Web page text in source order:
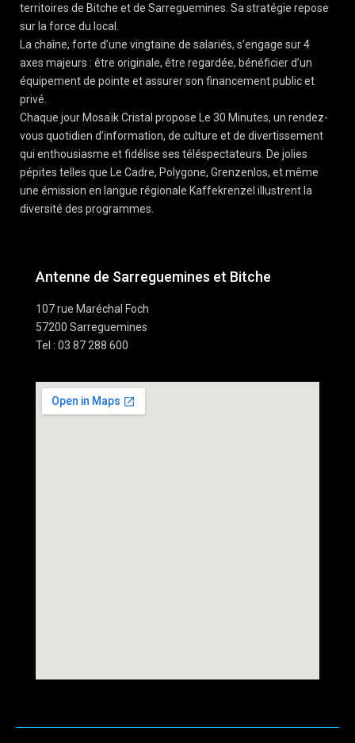
territoires de Bitche et de Sarreguemines. Sa stratégie repose
sur la force du local.
La chaîne, forte d’une vingtaine de salariés, s’engage sur 4
axes majeurs : être originale, être regardée, bénéficier d’un
équipement de pointe et assurer son financement public et
privé.
Chaque jour Mosaïk Cristal propose Le 30 Minutes, un rendez-
vous quotidien d’information, de culture et de divertissement
qui enthousiasme et fidélise ses téléspectateurs. De jolies
pépites telles que Le Cadre, Polygone, Grenzenlos, et même
une émission en langue régionale Kaffekrenzel illustrent la
diversité des programmes.
Antenne de Sarreguemines et Bitche
107 rue Maréchal Foch
57200 Sarreguemines
Tel : 03 87 288 600